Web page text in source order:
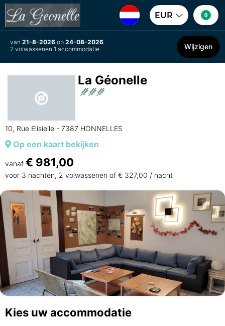
EUR 0
van 21-8-2026 op 24-08-2026
2 volwassenen 1 accommodatie
Wijzigen
La Géonelle
10, Rue Elisielle - 7387 HONNELLES
Op een kaart bekijken
vanaf € 981,00
voor 3 nachten, 2 volwassenen of € 327,00 / nacht
Kies uw accommodatie